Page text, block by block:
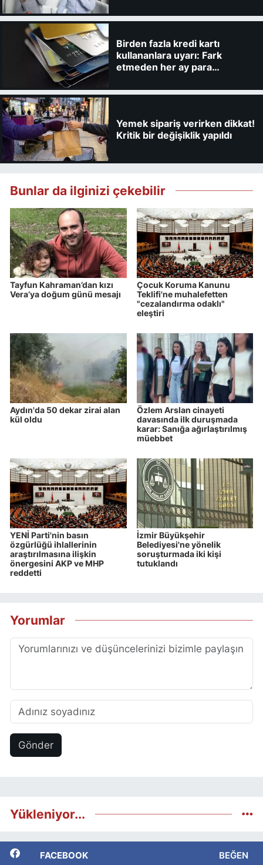
Birden fazla kredi kartı
kullananlara uyarı: Fark
etmeden her ay para
Yemek sipariş verirken dikkat!
Kritik bir değişiklik yapıldı
Bunlar da ilginizi çekebilir
Tayfun Kahraman’dan kızı
Vera’ya doğum günü mesajı
Çocuk Koruma Kanunu
Teklifi'ne muhalefetten
"cezalandırma odaklı"
eleştiri
Aydın'da 50 dekar zirai alan
kül oldu
Özlem Arslan cinayeti
davasında ilk duruşmada
karar: Sanığa ağırlaştırılmış
müebbet
YENİ Parti'nin basın
özgürlüğü ihlallerinin
araştırılmasına ilişkin
önergesini AKP ve MHP
reddetti
İzmir Büyükşehir
Belediyesi'ne yönelik
soruşturmada iki kişi
tutuklandı
Yorumlar
Gönder
Yükleniyor...
FACEBOOK BEĞEN